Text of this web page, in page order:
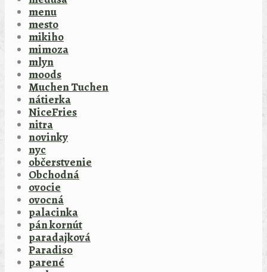
menu
mesto
mikiho
mimoza
mlyn
moods
Muchen Tuchen
nátierka
NiceFries
nitra
novinky
nyc
občerstvenie
Obchodná
ovocie
ovocná
palacinka
pán kornút
paradajková
Paradiso
parené